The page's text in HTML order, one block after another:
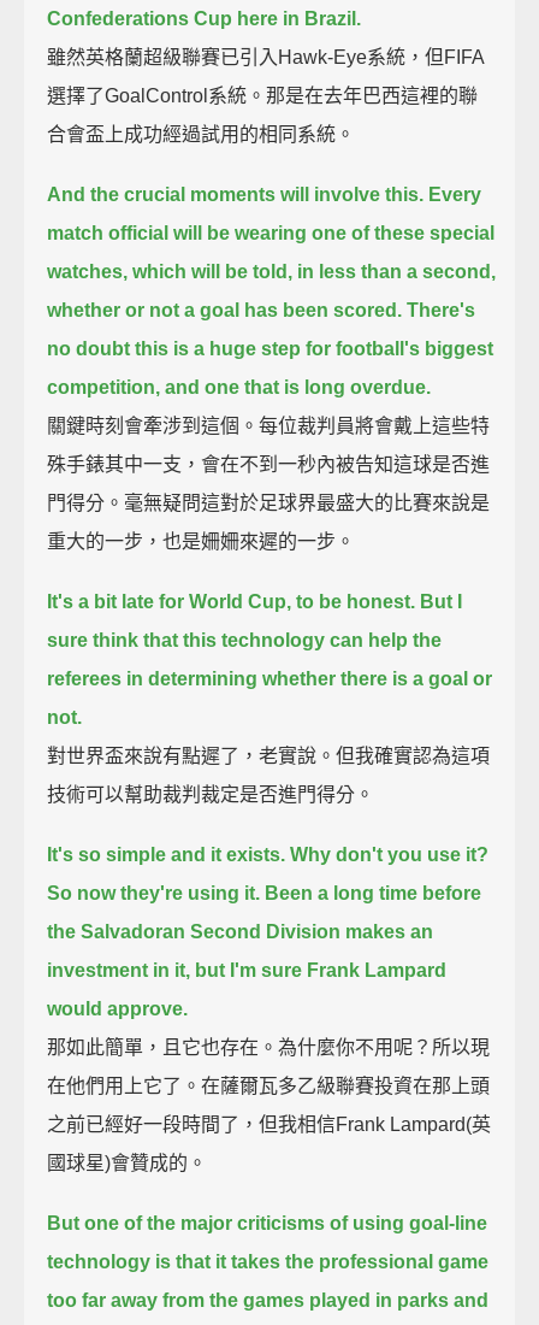
Confederations Cup here in Brazil.
雖然英格蘭超級聯賽已引入Hawk-Eye系統，但FIFA
選擇了GoalControl系統。那是在去年巴西這裡的聯
合會盃上成功經過試用的相同系統。
And the crucial moments will involve this. Every
match official will be wearing one of these special
watches, which will be told, in less than a second,
whether or not a goal has been scored. There's
no doubt this is a huge step for football's biggest
competition, and one that is long overdue.
關鍵時刻會牽涉到這個。每位裁判員將會戴上這些特
殊手錶其中一支，會在不到一秒內被告知這球是否進
門得分。毫無疑問這對於足球界最盛大的比賽來說是
重大的一步，也是姍姍來遲的一步。
It's a bit late for World Cup, to be honest. But I
sure think that this technology can help the
referees in determining whether there is a goal or
not.
對世界盃來說有點遲了，老實說。但我確實認為這項
技術可以幫助裁判裁定是否進門得分。
It's so simple and it exists. Why don't you use it?
So now they're using it. Been a long time before
the Salvadoran Second Division makes an
investment in it, but I'm sure Frank Lampard
would approve.
那如此簡單，且它也存在。為什麼你不用呢？所以現
在他們用上它了。在薩爾瓦多乙級聯賽投資在那上頭
之前已經好一段時間了，但我相信Frank Lampard(英
國球星)會贊成的。
But one of the major criticisms of using goal-line
technology is that it takes the professional game
too far away from the games played in parks and